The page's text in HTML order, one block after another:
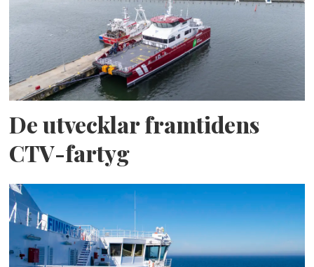
De utvecklar framtidens
CTV-fartyg